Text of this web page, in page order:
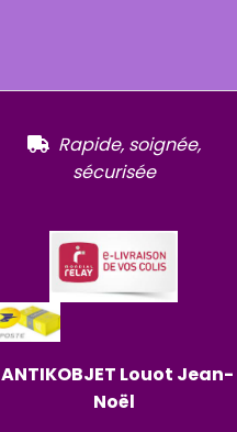
 Rapide, soignée,
sécurisée
ANTIKOBJET Louot Jean-
Noël